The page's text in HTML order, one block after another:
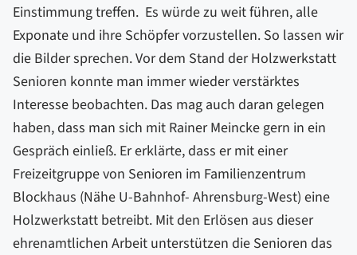
Einstimmung treffen. Es würde zu weit führen, alle
Exponate und ihre Schöpfer vorzustellen. So lassen wir
die Bilder sprechen. Vor dem Stand der Holzwerkstatt
Senioren konnte man immer wieder verstärktes
Interesse beobachten. Das mag auch daran gelegen
haben, dass man sich mit Rainer Meincke gern in ein
Gespräch einließ. Er erklärte, dass er mit einer
Freizeitgruppe von Senioren im Familienzentrum
Blockhaus (Nähe U-Bahnhof- Ahrensburg-West) eine
Holzwerkstatt betreibt. Mit den Erlösen aus dieser
ehrenamtlichen Arbeit unterstützen die Senioren das